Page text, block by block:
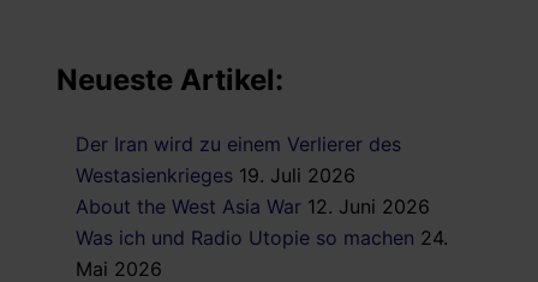
Neueste Artikel:
Der Iran wird zu einem Verlierer des
Westasienkrieges 19. Juli 2026
About the West Asia War 12. Juni 2026
Was ich und Radio Utopie so machen 24.
Mai 2026